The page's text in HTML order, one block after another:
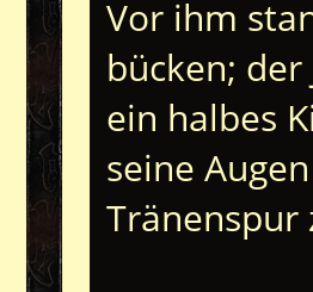
Vor ihm
bücken;
ein halbes
seine
Tränenspur